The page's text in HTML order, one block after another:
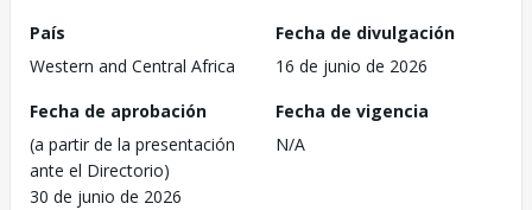
País
Western and Central Africa
Fecha de divulgación
16 de junio de 2026
Fecha de aprobación
(a partir de la presentación
ante el Directorio)
30 de junio de 2026
Fecha de vigencia
N/A